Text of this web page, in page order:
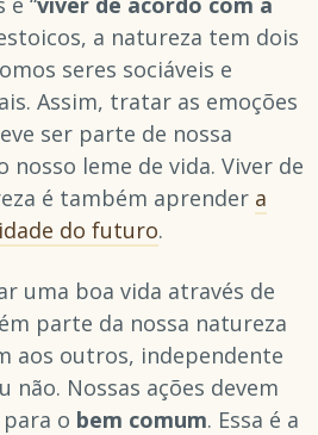
a natureza tem dois
seres sociáveis e
Assim, tratar as emoções
ser parte de nossa
nosso leme de vida. Viver de
é também aprender a
do futuro.
uma boa vida através de
parte da nossa natureza
aos outros, independente
não. Nossas ações devem
o bem comum. Essa é a